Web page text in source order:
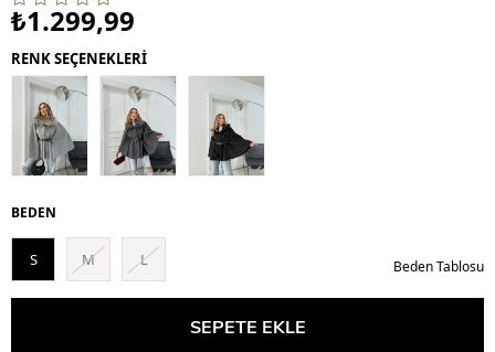
₺1.299,99
RENK SEÇENEKLERİ
BEDEN
S M L Beden Tablosu